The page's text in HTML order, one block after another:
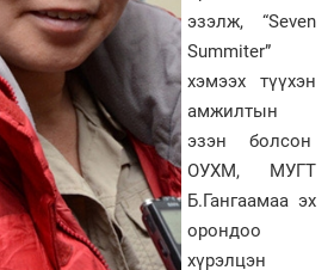
эзэлж, “Seven
Summiter”
хэмээх түүхэн
амжилтын
эзэн болсон
ОУХМ, МУГТ
Б.Гангаамаа эх
орондоо
хүрэлцэн